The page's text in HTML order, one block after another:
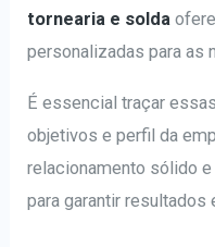
tornearia e solda
personalizadas para as
É essencial traçar
objetivos e perfil da
relacionamento sólido
para garantir resultados